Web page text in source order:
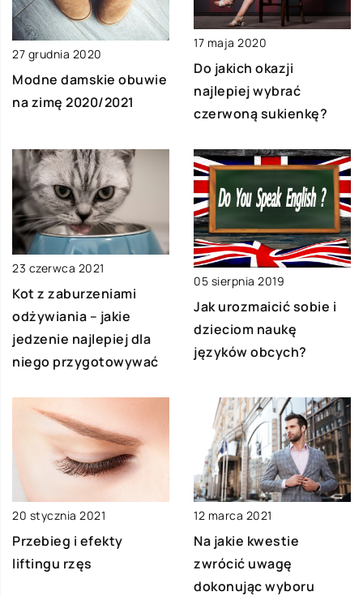
27 grudnia 2020
Modne damskie obuwie
na zimę 2020/2021
17 maja 2020
Do jakich okazji
najlepiej wybrać
czerwoną sukienkę?
23 czerwca 2021
Kot z zaburzeniami
odżywiania – jakie
jedzenie najlepiej dla
niego przygotowywać
05 sierpnia 2019
Jak urozmaicić sobie i
dzieciom naukę
języków obcych?
20 stycznia 2021
Przebieg i efekty
liftingu rzęs
12 marca 2021
Na jakie kwestie
zwrócić uwagę
dokonując wyboru